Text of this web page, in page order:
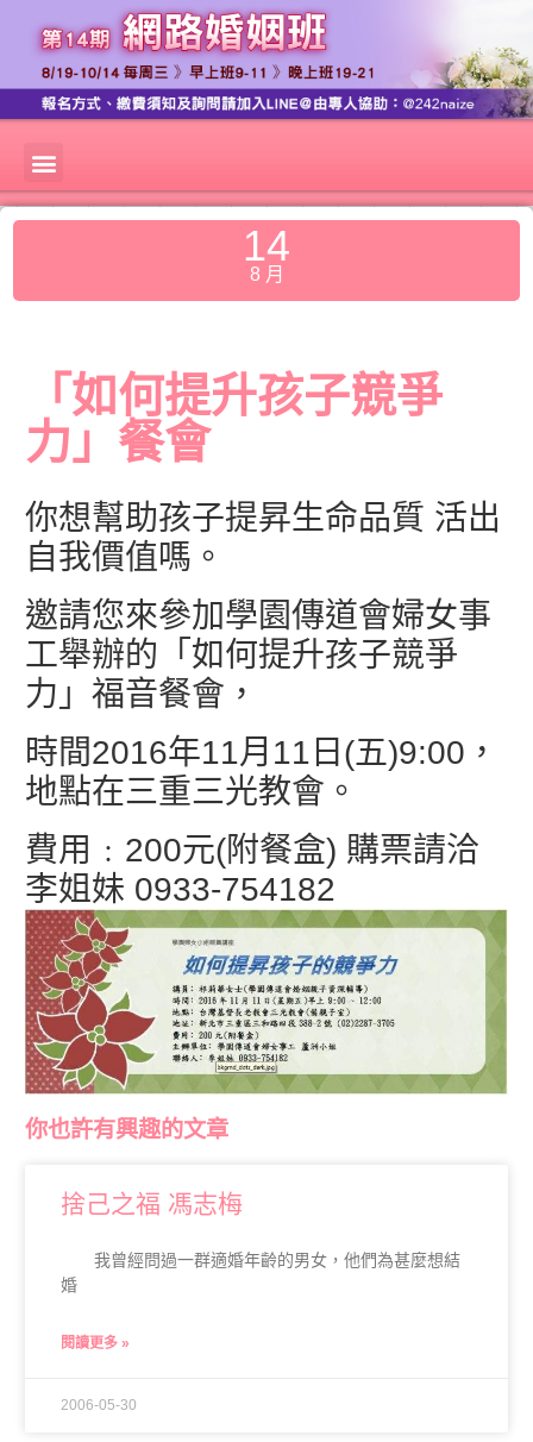
14
8 月
「如何提升孩子競爭
力」餐會
你想幫助孩子提昇生命品質 活出
自我價值嗎。
邀請您來參加學園傳道會婦女事
工舉辦的「如何提升孩子競爭
力」福音餐會，
時間2016年11月11日(五)9:00，
地點在三重三光教會。
費用﹕200元(附餐盒) 購票請洽
李姐妹 0933-754182
你也許有興趣的文章
捨己之福 馮志梅
我曾經問過一群適婚年齡的男女，他們為甚麼想結
婚
閱讀更多 »
2006-05-30